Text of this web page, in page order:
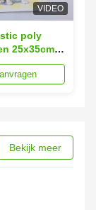
VIDEO
poly
25x35cm
postzakken
Bekijk meer